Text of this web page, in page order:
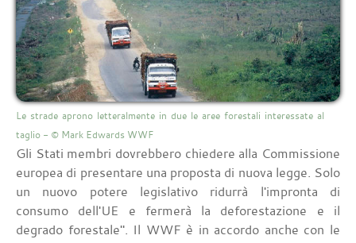
Le strade aprono letteralmente in due le aree forestali interessate al
taglio - © Mark Edwards WWF
Gli Stati membri dovrebbero chiedere alla Commissione
europea di presentare una proposta di nuova legge. Solo
un nuovo potere legislativo ridurrà l'impronta di
consumo dell'UE e fermerà la deforestazione e il
degrado forestale". Il WWF è in accordo anche con le